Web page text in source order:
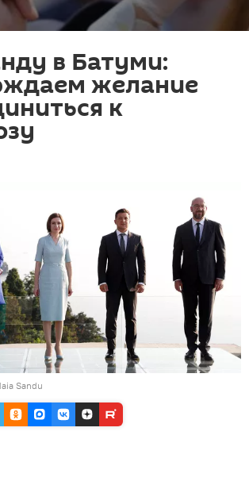
в Батуми:
желание
к
Sandu